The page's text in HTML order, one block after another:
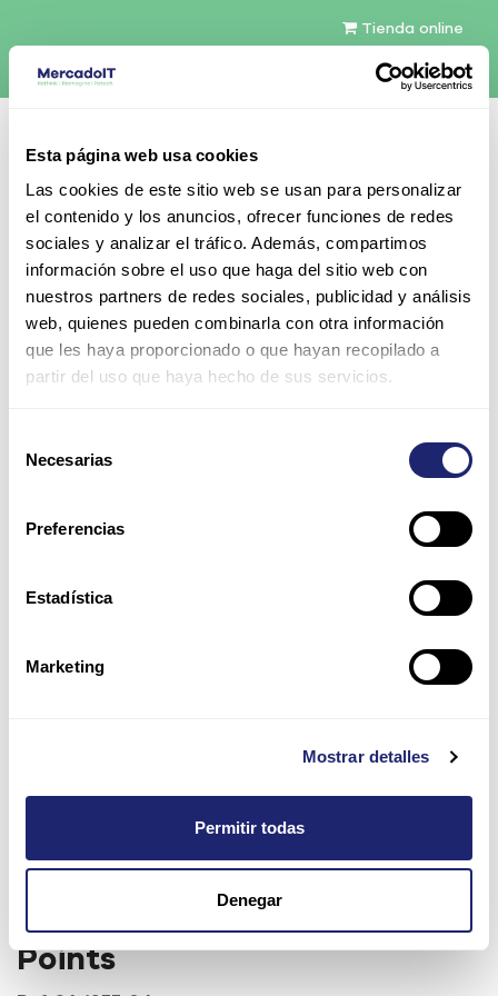
Esta página web usa cookies
Las cookies de este sitio web se usan para personalizar
el contenido y los anuncios, ofrecer funciones de redes
sociales y analizar el tráfico. Además, compartimos
información sobre el uso que haga del sitio web con
nuestros partners de redes sociales, publicidad y análisis
web, quienes pueden combinarla con otra información
que les haya proporcionado o que hayan recopilado a
partir del uso que haya hecho de sus servicios.
Necesarias
Preferencias
Estadística
Marketing
Mostrar detalles
Permitir todas
Denegar
Tienda online
Español
Contáctenos
Todos los productos
Adaptador Cisco 48V Power para VoIP Phones or
Access Points
Adaptador Cisco 48V Power
para VoIP Phones or Access
Points